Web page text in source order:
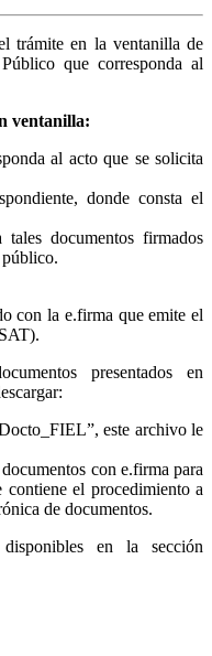
trámite en la ventanilla de
que corresponda al
ventanilla:
al acto que se solicita
donde consta el
documentos firmados
con la e.firma que emite el
presentados en
este archivo le
con e.firma para
contiene el procedimiento a
de documentos.
en la sección